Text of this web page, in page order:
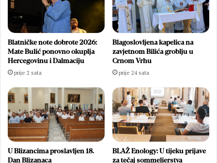
Blatničke note dobrote 2026:
Mate Bulić ponovno okuplja
Hercegovinu i Dalmaciju
prije 2 sata
Blagoslovljena kapelica na
zavjetnom Bilića groblju u
Crnom Vrhu
prije 24 sata
U Blizancima proslavljen 18.
Dan Blizanaca
BLAŽ Enology: U tijeku prijave
za tečaj sommelierstva